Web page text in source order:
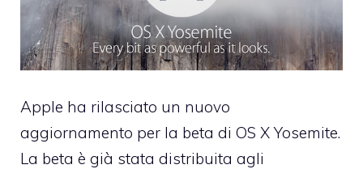
Apple ha rilasciato un nuovo
aggiornamento per la beta di OS X Yosemite.
La beta è già stata distribuita agli